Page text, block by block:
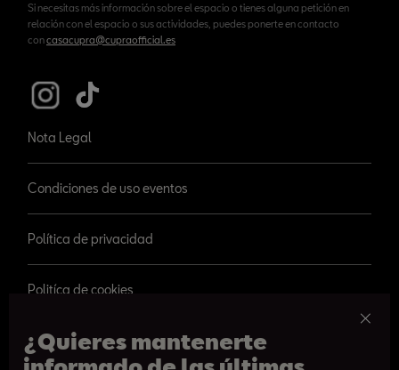
¿Quieres mantenerte
Si necesitas más información sobre el espacio o tienes alguna petición en
relación con el espacio o sus actividades, puedes ponerte en contacto
concasacupra@cupraofficial.es
Nota Legal
Condiciones de uso eventos
Política de privacidad
Politíca de cookies